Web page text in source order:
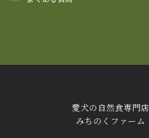
愛犬の自然食専門店
みちのくファーム